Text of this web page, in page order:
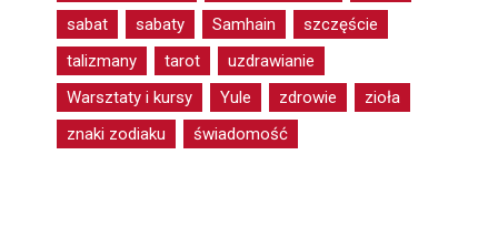
sabat
sabaty Samhain
szczęście
talizmany
tarot
uzdrawianie
Warsztaty i kursy
Yule zdrowie
zioła
znaki zodiaku
świadomość